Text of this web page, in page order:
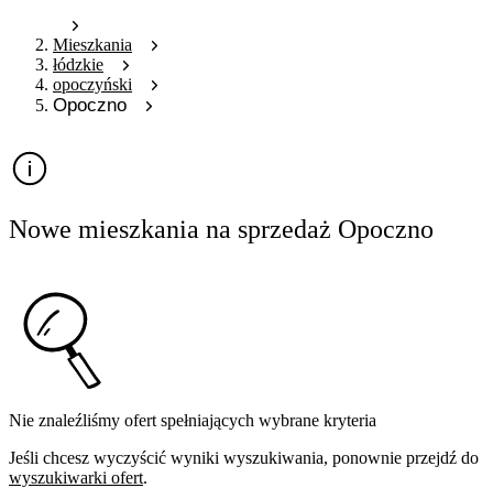
Mieszkania
łódzkie
opoczyński
Opoczno
Nowe mieszkania na sprzedaż Opoczno
Nie znaleźliśmy ofert spełniających wybrane kryteria
Jeśli chcesz wyczyścić wyniki wyszukiwania, ponownie przejdź do
wyszukiwarki ofert.